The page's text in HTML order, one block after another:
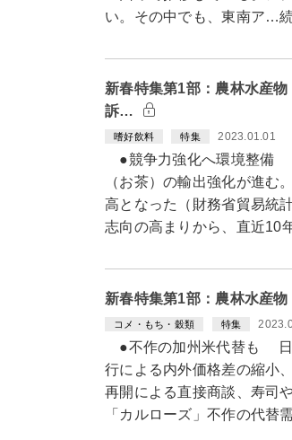
い。その中でも、東南ア…
新春特集第1部：農林水産
訴…
嗜好飲料 特集 2023.01.01
●競争力強化へ環境整備
（お茶）の輸出強化が進む
高となった（財務省貿易統
志向の高まりから、直近10
新春特集第1部：農林水産
コメ・もち・穀類 特集
●不作の加州米代替も 日
行による内外価格差の縮小
再開による直接商談、寿司
「カルローズ」不作の代